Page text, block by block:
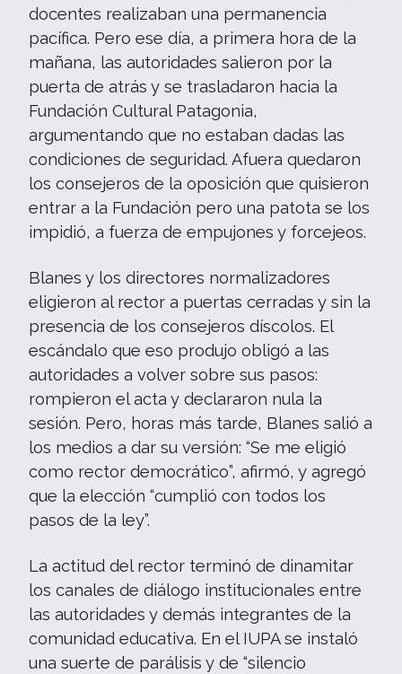
docentes realizaban una permanencia
pacífica. Pero ese día, a primera hora de la
mañana, las autoridades salieron por la
puerta de atrás y se trasladaron hacia la
Fundación Cultural Patagonia,
argumentando que no estaban dadas las
condiciones de seguridad. Afuera quedaron
los consejeros de la oposición que quisieron
entrar a la Fundación pero una patota se los
impidió, a fuerza de empujones y forcejeos.
Blanes y los directores normalizadores
eligieron al rector a puertas cerradas y sin la
presencia de los consejeros díscolos. El
escándalo que eso produjo obligó a las
autoridades a volver sobre sus pasos:
rompieron el acta y declararon nula la
sesión. Pero, horas más tarde, Blanes salió a
los medios a dar su versión: “Se me eligió
como rector democrático”, afirmó, y agregó
que la elección “cumplió con todos los
pasos de la ley”.
La actitud del rector terminó de dinamitar
los canales de diálogo institucionales entre
las autoridades y demás integrantes de la
comunidad educativa. En el IUPA se instaló
una suerte de parálisis y de “silencio